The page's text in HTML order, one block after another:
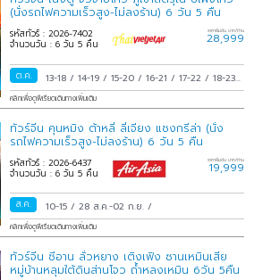
(นั่งรถไฟความเร็วสูง-ไม่ลงร้าน) 6 วัน 5 คืน
รหัสทัวร์ : 2026-7402
จำนวนวัน : 6 วัน 5 คืน
ราคาเริ่มต้น บาท/ท่าน
28,999
ต.ค. 13-18/14-19/15-20/16-21/17-22/18-23/
19-24/20-25/21-26/22-27/23-28/24-
29/25-30/26-31/27 ต.ค.-01 พ.ย./28
ต.ค.-02 พ.ย./29 ต.ค.-03 พ.ย./30 ต.ค.-04
พ.ย./31 ต.ค.-05 พ.ย./
คลิกเพื่อดูพีเรียดเดินทางเพิ่มเติม
ทัวร์จีน คุนหมิง ต้าหลี่ ลี่เจียง แชงกรีล่า (นั่ง
รถไฟความเร็วสูง-ไม่ลงร้าน) 6 วัน 5 คืน
รหัสทัวร์ : 2026-6437
จำนวนวัน : 6 วัน 5 คืน
ราคาเริ่มต้น บาท/ท่าน
19,999
ส.ค. 10-15/28 ส.ค.-02 ก.ย./
คลิกเพื่อดูพีเรียดเดินทางเพิ่มเติม
ทัวร์จีน ซีอาน ลั่วหยาง เติงเฟิง ซานเหมินเสีย
หมู่บ้านหลุมใต้ดินส่านโจว ถ้ำหลงเหมิน 6วัน 5คืน